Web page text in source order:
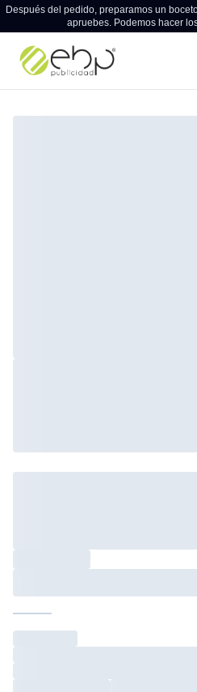
Después del pedido, preparamos un
apruebes. Podemos hacer